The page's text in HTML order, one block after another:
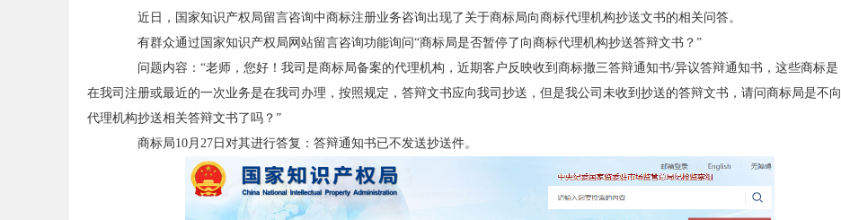
近日，国家知识产权局留言咨询中商标注册业务咨询出现了关于商标局向商标代理机构抄送文书的相关问答。
有群众通过国家知识产权局网站留言咨询功能询问“商标局是否暂停了向商标代理机构抄送答辩文书？”
问题内容：“老师，您好！我司是商标局备案的代理机构，近期客户反映收到商标撤三答辩通知书/异议答辩通知书，这些商标是
在我司注册或最近的一次业务是在我司办理，按照规定，答辩文书应向我司抄送，但是我公司未收到抄送的答辩文书，请问商标局是不向
代理机构抄送相关答辩文书了吗？”
商标局10月27日对其进行答复：答辩通知书已不发送抄送件。